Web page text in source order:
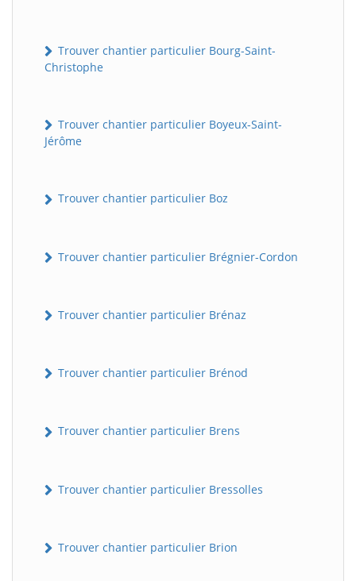
Trouver chantier particulier Bourg-Saint-
Christophe
Trouver chantier particulier Boyeux-Saint-
Jérôme
Trouver chantier particulier Boz
Trouver chantier particulier Brégnier-Cordon
Trouver chantier particulier Brénaz
Trouver chantier particulier Brénod
Trouver chantier particulier Brens
Trouver chantier particulier Bressolles
Trouver chantier particulier Brion